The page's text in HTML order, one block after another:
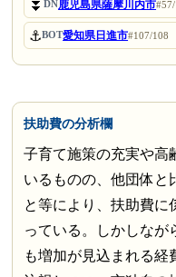
⏬DN鹿児島県薩摩川内市
⚓BOT愛知県日進市#107/108
扶助費の分析欄
子育て施策の充実や高
いるものの、他団体と
と等により、扶助費に
っている。しかしなが
も増加が見込まれる経